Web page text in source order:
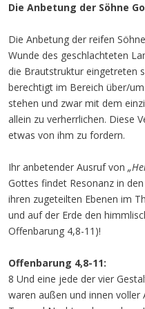
Die Anbetung der Söhne
Die Anbetung der reifen
Wunde des geschlachteten
die Brautstruktur eingetreten
berechtigt im Bereich über/
stehen und zwar mit dem
allein zu verherrlichen. Diese
etwas von ihm zu fordern.
Ihr anbetender Ausruf von
Gottes findet Resonanz in
ihren zugeteilten Ebenen im
und auf der Erde den
Offenbarung 4,8-11)!
Offenbarung 4,8-11:
8 Und eine jede der vier
waren außen und innen voller